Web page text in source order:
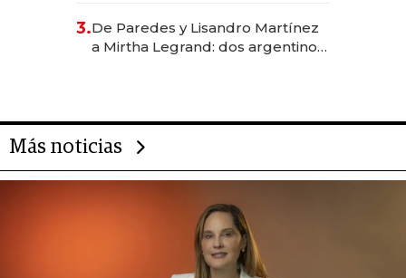
las marcas "fast premium"
3.De Paredes y Lisandro Martínez
a Mirtha Legrand: dos argentinos
Más noticias